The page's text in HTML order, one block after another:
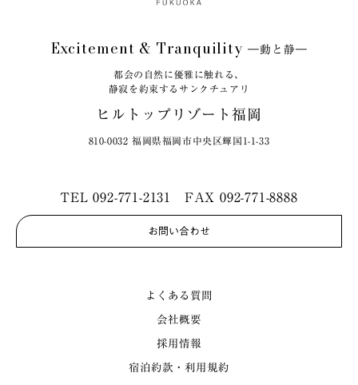
Excitement & Tranquility ―動と静―
都会の自然に優雅に触れる、
静寂を約束するサンクチュアリ
ヒルトップリゾート福岡
810-0032 福岡県福岡市中央区輝国1-1-33
TEL092-771-2131 FAX 092-771-8888
お問い合わせ
よくある質問
会社概要
採用情報
宿泊約款・利用規約